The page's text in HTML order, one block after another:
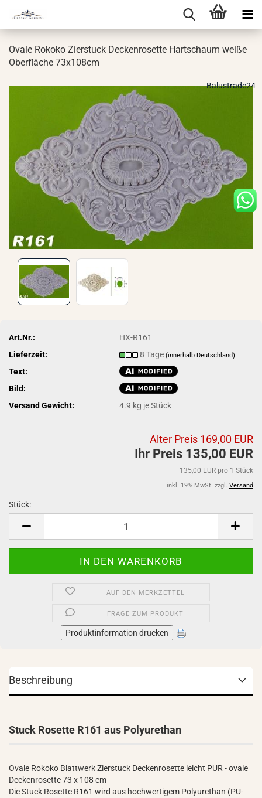
Ovale Ro­ko­ko Zier­stuck De­cken­ro­set­te Hart­schaum weiße
Ober­flä­che 73x108cm
Balustrade24
Art.Nr.:
HX-R161
Lieferzeit:
8 Tage(innerhalb Deutschland)
Text:
Bild:
Versand Gewicht:
4.9 kg je Stück
Alter Preis 169,00 EUR
Ihr Preis 135,00 EUR
135,00 EUR pro 1 Stück
inkl. 19% MwSt. zzgl. Versand
Stück:
AUF DEN MERKZETTEL
FRAGE ZUM PRODUKT
Produktinformation drucken
Beschreibung
Stuck Rosette R161 aus Polyurethan
Ovale Rokoko Blattwerk Zierstuck Deckenrosette leicht PUR - ovale
Deckenrosette 73 x 108 cm
Die Stuck Rosette R161 wird aus hochwertigem Polyurethan (PU-